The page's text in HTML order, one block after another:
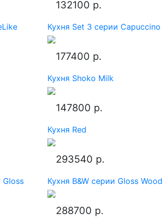
132100 р.
Кухня Set 3 серии Capuccino
177400 р.
Кухня Shoko Milk
147800 р.
Кухня Red
Gloss
293540 р.
Кухня B&W серии Gloss Wood
288700 р.